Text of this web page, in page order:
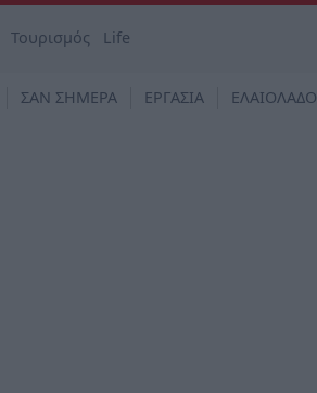
Τουρισμός Life
ΣΑΝ ΣΗΜΕΡΑ ΕΡΓΑΣΙΑ ΕΛΑΙΟΛΑΔΟ